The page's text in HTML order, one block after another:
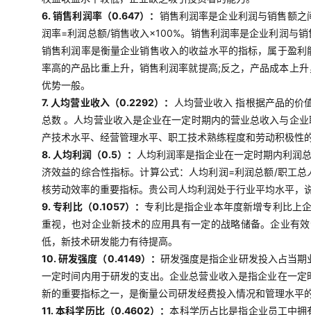
6. 销售利润率（0.647）： 销售利润率是企业利润与销售额
润率=利润总额/销售收入×100%。销售利润率是企业利润与
销售利润率是衡量企业销售收入的收益水平的指标，属于盈
率高的产品比重上升，销售利润率就提高;反之，产品成本上
优势一般。
7. 人均营业收入（0.2292）：
人均营业收入 指根据产品的价
总数 。人均营业收入是企业在一定时期内的营业总收入与企
产技术水平、经营管理水平、职工技术熟练程度和劳动积极
8. 人均利润（0.5）：
人均利润率是指企业在一定时期内利润
济效益的综合性指标。计算公式：人均利润=利润总额/职工
核劳动效率的重要指标。贵公司人均利润处于行业平均水平
9. 专利比（0.1057）：专利比是指企业本年度新增专利比上
重视，也对企业新技术的应用具有一定的战略储备。企业有
低，新技术研发能力有待提高。
10. 研发强度（0.4149）： 研发强度是指企业研发投入占当
一定时间内用于研发的支出。企业总营业收入是指企业在一
新的重要指标之一，是衡量公司研发经费投入情况和管理水
11. 本科学历比（0.4602）：本科学历占比是指企业员工中